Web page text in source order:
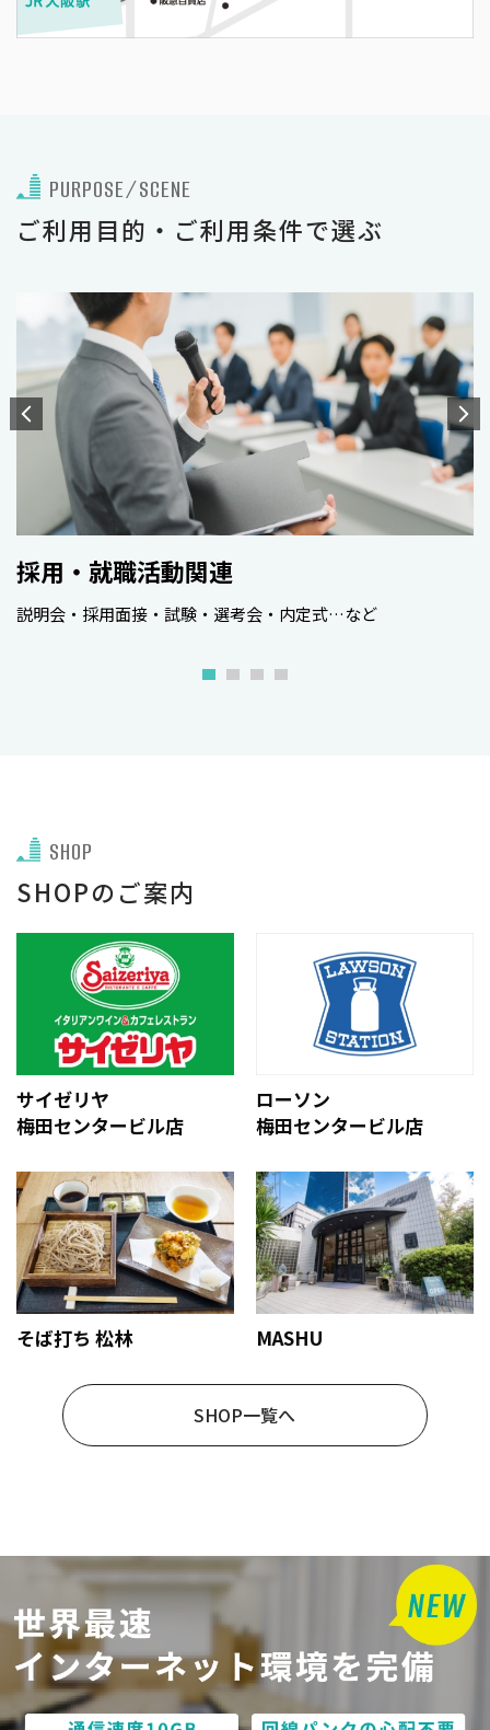
PURPOSE/SCENE
ご利用目的・ご利用条件で選ぶ
採用・就職活動関連
説明会・採用面接・試験・選考会・内定式…など
SHOP
SHOPのご案内
サイゼリヤ
梅田センタービル店
ローソン
梅田センタービル店
そば打ち 松林 MASHU
SHOP一覧へ